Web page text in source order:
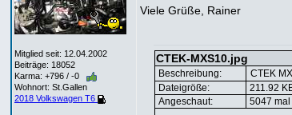
Mitglied seit: 12.04.2002
Beiträge: 18052
Karma: +796 / -0
Wohnort: St.Gallen
2018 Volkswagen T6
Viele Grüße, Rainer
CTEK-MXS10.jpg
Beschreibung:
CTEK
Dateigröße:
211.92
Angeschaut:
5047 mal